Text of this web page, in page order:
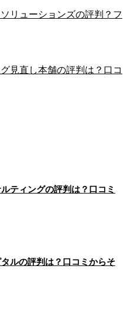
リューションズの評判？フ
見直し本舗の評判は？口コ
ティングの評判は？口コミ
ルの評判は？口コミからそ